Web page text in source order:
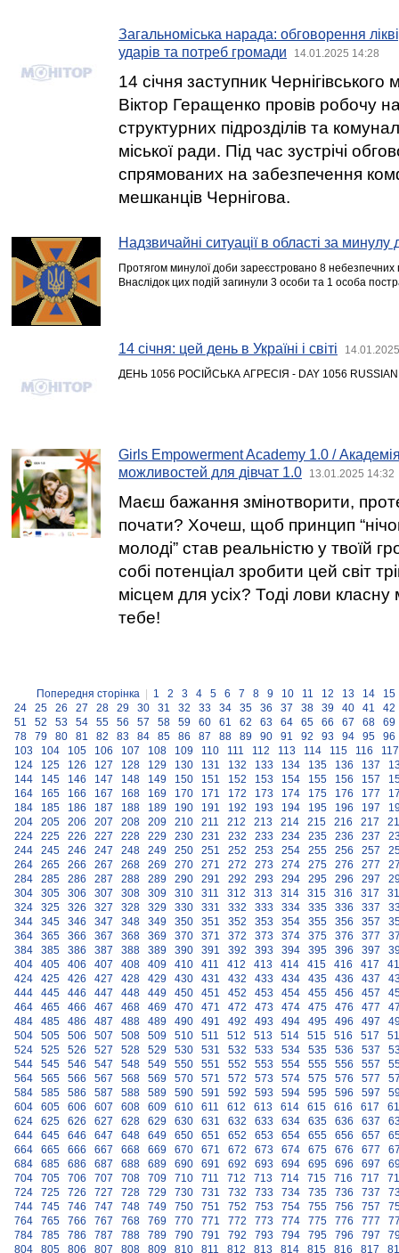
Загальноміська нарада: обговорення
ударів та потреб громади
14.01.2025 14:28
14 січня заступник Чернігівського
Віктор Геращенко провів робочу
структурних підрозділів та
міської ради. Під час зустрічі
спрямованих на забезпечення
мешканців Чернігова.
Надзвичайні ситуації в області за минулу
Протягом минулої доби зареєстровано 8
Внаслідок цих подій загинули 3 особи та 1 особа
14 січня: цей день в Україні і світі
ДЕНЬ 1056 РОСІЙСЬКА АГРЕСІЯ - DAY 1056 RUSSIAN
Girls Empowerment Academy 1.0 /
можливостей для дівчат 1.0
13.01.2025 14:32
Маєш бажання змінотворити,
почати? Хочеш, щоб принцип
молоді” став реальністю у твоїй
собі потенціал зробити цей світ
місцем для усіх? Тоді лови
тебе!
Попередня сторінка 1 2 3 4 5 6 7 8 9 10 11 12 13 14
15
24
25 26 27 28 29 30 31 32 33 34 35 36 37 38 39 40 41
42
51
52 53 54 55 56 57 58 59 60 61 62 63 64 65 66 67 68
69
78
79 80 81 82 83 84 85 86 87 88 89 90 91 92 93 94 95
96
103
104 105 106 107 108 109 110 111 112 113 114 115 116
117
124
125 126 127 128 129 130 131 132 133 134 135 136 137
144
145 146 147 148 149 150 151 152 153 154 155 156 157
164
165 166 167 168 169 170 171 172 173 174 175 176 177
184
185 186 187 188 189 190 191 192 193 194 195 196 197
204
205 206 207 208 209 210 211 212 213 214 215 216 217
224
225 226 227 228 229 230 231 232 233 234 235 236 237
244
245 246 247 248 249 250 251 252 253 254 255 256 257
264
265 266 267 268 269 270 271 272 273 274 275 276 277
284
285 286 287 288 289 290 291 292 293 294 295 296 297
304
305 306 307 308 309 310 311 312 313 314 315 316 317
324
325 326 327 328 329 330 331 332 333 334 335 336 337
344
345 346 347 348 349 350 351 352 353 354 355 356 357
364
365 366 367 368 369 370 371 372 373 374 375 376 377
384
385 386 387 388 389 390 391 392 393 394 395 396 397
404
405 406 407 408 409 410 411 412 413 414 415 416 417
424
425 426 427 428 429 430 431 432 433 434 435 436 437
444
445 446 447 448 449 450 451 452 453 454 455 456 457
464
465 466 467 468 469 470 471 472 473 474 475 476 477
484
485 486 487 488 489 490 491 492 493 494 495 496 497
504
505 506 507 508 509 510 511 512 513 514 515 516 517
524
525 526 527 528 529 530 531 532 533 534 535 536 537
544
545 546 547 548 549 550 551 552 553 554 555 556 557
564
565 566 567 568 569 570 571 572 573 574 575 576 577
584
585 586 587 588 589 590 591 592 593 594 595 596 597
604
605 606 607 608 609 610 611 612 613 614 615 616 617
624
625 626 627 628 629 630 631 632 633 634 635 636 637
644
645 646 647 648 649 650 651 652 653 654 655 656 657
664
665 666 667 668 669 670 671 672 673 674 675 676 677
684
685 686 687 688 689 690 691 692 693 694 695 696 697
704
705 706 707 708 709 710 711 712 713 714 715 716 717
724
725 726 727 728 729 730 731 732 733 734 735 736 737
744
745 746 747 748 749 750 751 752 753 754 755 756 757
764
765 766 767 768 769 770 771 772 773 774 775 776 777
784
785 786 787 788 789 790 791 792 793 794 795 796 797
804
805 806 807 808 809 810 811 812 813 814 815 816 817